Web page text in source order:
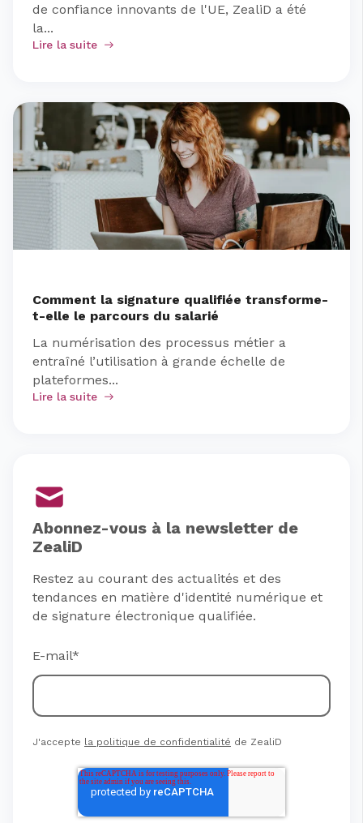
de confiance innovants de l'UE, ZealiD a été
la...
Lire la suite
Comment la signature qualifiée transforme-
t-elle le parcours du salarié
La numérisation des processus métier a
entraîné l’utilisation à grande échelle de
plateformes...
Lire la suite
Abonnez-vous à la newsletter de
ZealiD
Restez au courant des actualités et des
tendances en matière d'identité numérique et
de signature électronique qualifiée.
E-mail*
J'accepte la politique de confidentialité de ZealiD